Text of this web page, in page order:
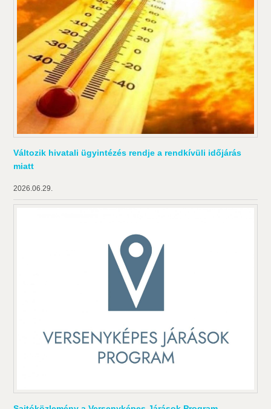
Változik hivatali ügyintézés rendje a rendkívüli időjárás
miatt
2026.06.29.